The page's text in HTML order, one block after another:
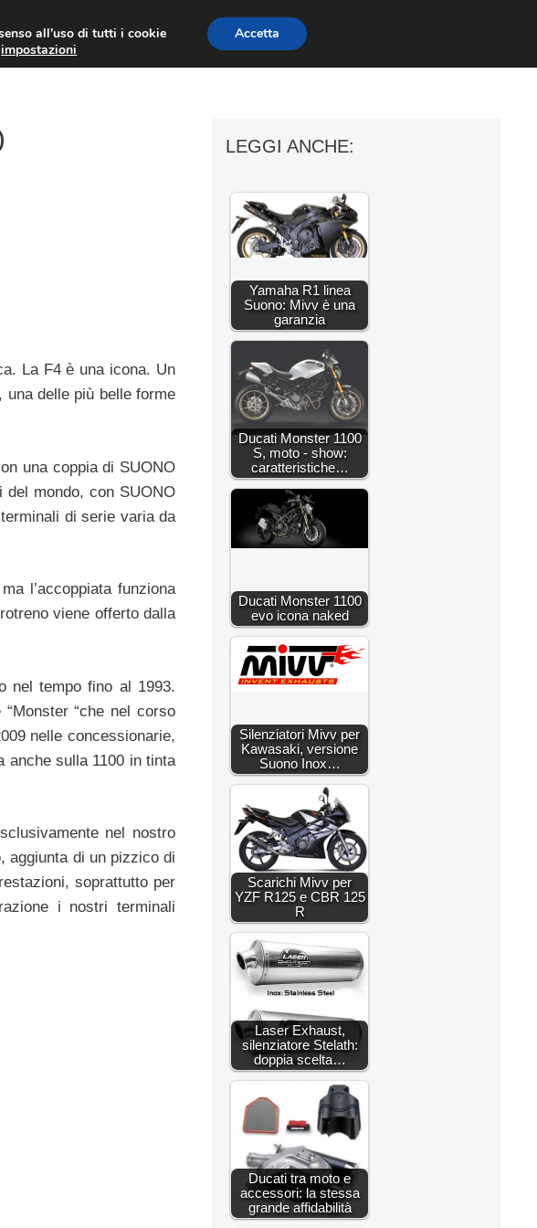
NEWS ACCESSORI MOTO MOTO GP
La F4 è una icona. Un
delle più belle forme
una coppia di SUONO
mondo, con SUONO
di serie varia da
l’accoppiata funziona
viene offerto dalla
nel tempo fino al 1993.
“che nel corso
nelle concessionarie,
anche sulla 1100 in tinta
nel nostro
aggiunta di un pizzico di
soprattutto per
i nostri terminali
LEGGI ANCHE:
Yamaha R1 linea
Suono: Mivv è una
garanzia
Ducati Monster 1100
S, moto - show:
caratteristiche…
Ducati Monster 1100
evo icona naked
Silenziatori Mivv per
Kawasaki, versione
Suono Inox…
Scarichi Mivv per
YZF R125 e CBR 125
R
Laser Exhaust,
silenziatore Stelath:
doppia scelta…
Ducati tra moto e
accessori: la stessa
grande affidabilità
all’uso di tutti i cookie
impostazioni
Accetta